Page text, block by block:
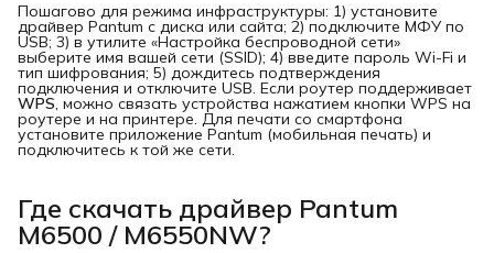
Пошагово для режима инфраструктуры: 1) установите
драйвер Pantum с диска или сайта; 2) подключите МФУ по
USB; 3) в утилите «Настройка беспроводной сети»
выберите имя вашей сети (SSID); 4) введите пароль Wi-Fi и
тип шифрования; 5) дождитесь подтверждения
подключения и отключите USB. Если роутер поддерживает
WPS, можно связать устройства нажатием кнопки WPS на
роутере и на принтере. Для печати со смартфона
установите приложение Pantum (мобильная печать) и
подключитесь к той же сети.
Где скачать драйвер Pantum
M6500 / M6550NW?